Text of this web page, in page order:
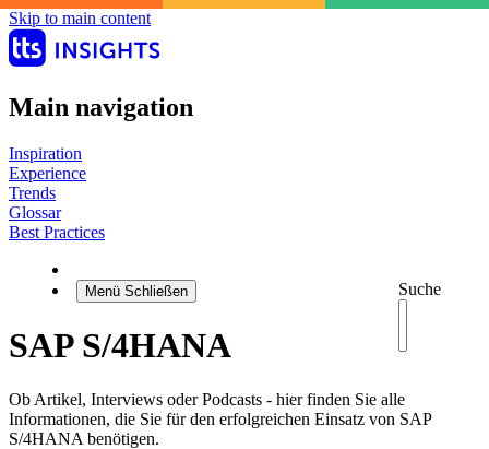
Skip to main content
Main navigation
Inspiration
Experience
Trends
Glossar
Best Practices
Suche
Menü Schließen
SAP S/4HANA
Ob Artikel, Interviews oder Podcasts - hier finden Sie alle
Informationen, die Sie für den erfolgreichen Einsatz von SAP
S/4HANA benötigen.